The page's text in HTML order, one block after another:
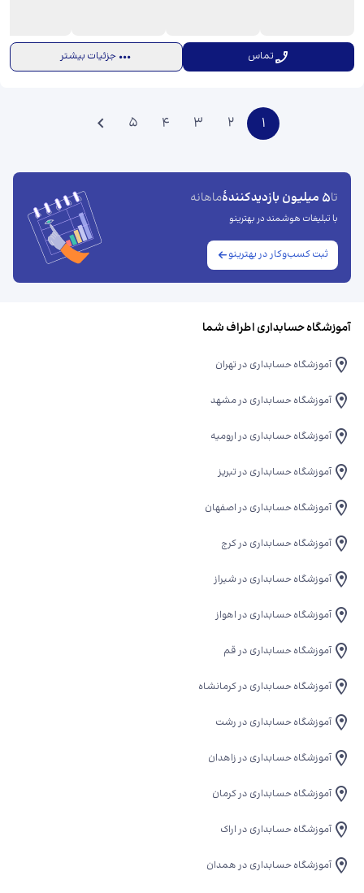
تماس جزئیات بیشتر
1
2
3
4
5
تا5 میلیون بازدیدکنندهٔ ماهانه
با تبلیغات هوشمند در بهترینو
ثبت کسب‌وکار در بهترینو
آموزشگاه حسابداری اطراف شما
آموزشگاه حسابداری در تهران
آموزشگاه حسابداری در مشهد
آموزشگاه حسابداری در ارومیه
آموزشگاه حسابداری در تبریز
آموزشگاه حسابداری در اصفهان
آموزشگاه حسابداری در کرج
آموزشگاه حسابداری در شیراز
آموزشگاه حسابداری در اهواز
آموزشگاه حسابداری در قم
آموزشگاه حسابداری در کرمانشاه
آموزشگاه حسابداری در رشت
آموزشگاه حسابداری در زاهدان
آموزشگاه حسابداری در کرمان
آموزشگاه حسابداری در اراک
آموزشگاه حسابداری در همدان